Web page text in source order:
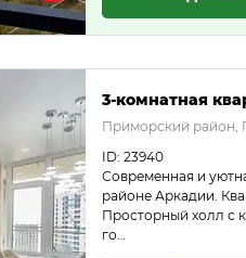
3-комнатная
Приморский район,
ID: 23940
Современная и
районе Аркадии.
Просторный холл с
го…